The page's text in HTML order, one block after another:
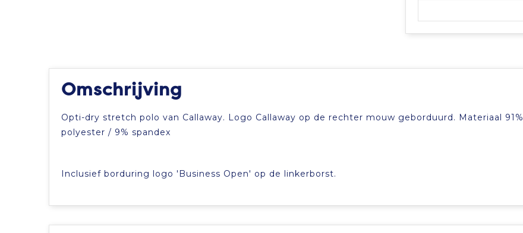
Omschrijving
Opti-dry stretch polo van Callaway. Logo Callaway op de rechter mouw geborduurd. Materiaal 91%
polyester / 9% spandex
Inclusief borduring logo 'Business Open' op de linkerborst.